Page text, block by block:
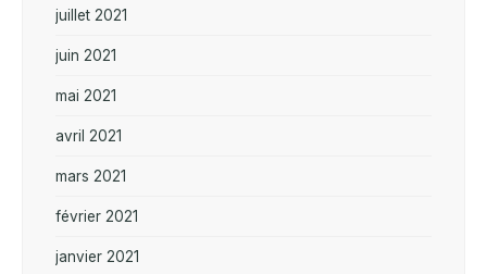
juillet 2021
juin 2021
mai 2021
avril 2021
mars 2021
février 2021
janvier 2021